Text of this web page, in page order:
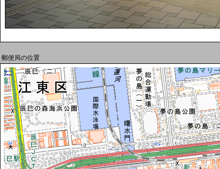
郵便局の位置